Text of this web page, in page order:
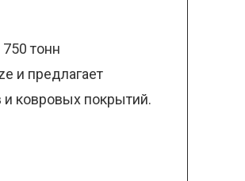
тонн
и предлагает
и ковровых покрытий.